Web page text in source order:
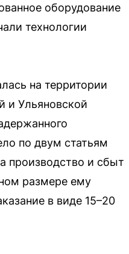
оборудование
технологии
на территории
и Ульяновской
по двум статьям
производство и сбыт
размере ему
в виде 15–20